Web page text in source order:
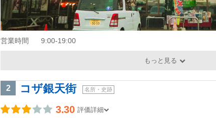
営業時間 9:00-19:00
もっと見る
2 コザ銀天街 名所・史跡
3.30 評価詳細